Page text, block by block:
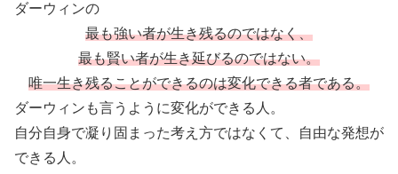
ダーウィンの
最も強い者が生き残るのではなく、
最も賢い者が生き延びるのではない。
唯一生き残ることができるのは変化できる者である。
ダーウィンも言うように変化ができる人。
自分自身で凝り固まった考え方ではなくて、自由な発想が
できる人。